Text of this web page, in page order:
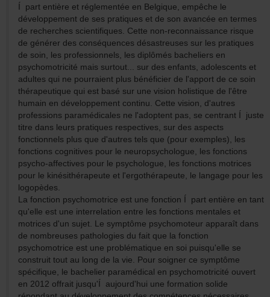
Í part entière et réglementée en Belgique, empêche le
développement de ses pratiques et de son avancée en termes
de recherches scientifiques. Cette non-reconnaissance risque
de générer des conséquences désastreuses sur les pratiques
de soin, les professionnels, les diplômés bacheliers en
psychomotricité mais surtout... sur des enfants, adolescents et
adultes qui ne pourraient plus bénéficier de l'apport de ce soin
thérapeutique qui est basé sur une vision holistique de l'être
humain en développement continu. Cette vision, d'autres
professions paramédicales ne l'adoptent pas, se centrant Í juste
titre dans leurs pratiques respectives, sur des aspects
fonctionnels plus que d'autres tels que (pour exemples), les
fonctions cognitives pour le neuropsychologue, les fonctions
psycho-affectives pour le psychologue, les fonctions motrices
pour le kinésithérapeute et l'ergothérapeute, le langage pour les
logopèdes.
La fonction psychomotrice est une fonction Í part entière en tant
qu'elle est une interrelation entre les fonctions mentales et
motrices d'un sujet. Le symptôme psychomoteur apparaît dans
de nombreuses pathologies du fait que la fonction
psychomotrice est une problématique en soi puisqu'elle se
construit tout au long de la vie. Pour soigner ce symptôme
spécifique, le bachelier paramédical en psychomotricité ouvert
en 2012 offrait jusqu'Í aujourd'hui une formation solide